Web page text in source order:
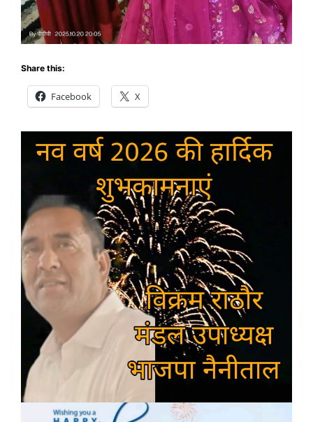
Share this:
Facebook X